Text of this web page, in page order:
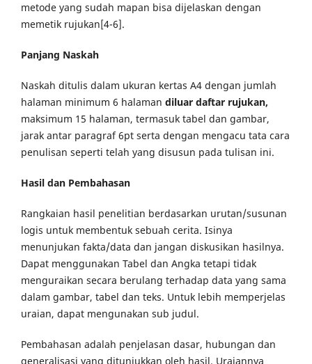
metode yang sudah mapan bisa dijelaskan dengan
memetik rujukan[4-6].
Panjang Naskah
Naskah ditulis dalam ukuran kertas A4 dengan jumlah
halaman minimum 6 halaman diluar daftar rujukan,
maksimum 15 halaman, termasuk tabel dan gambar,
jarak antar paragraf 6pt serta dengan mengacu tata cara
penulisan seperti telah yang disusun pada tulisan ini.
Hasil dan Pembahasan
Rangkaian hasil penelitian berdasarkan urutan/susunan
logis untuk membentuk sebuah cerita. Isinya
menunjukan fakta/data dan jangan diskusikan hasilnya.
Dapat menggunakan Tabel dan Angka tetapi tidak
menguraikan secara berulang terhadap data yang sama
dalam gambar, tabel dan teks. Untuk lebih memperjelas
uraian, dapat mengunakan sub judul.
Pembahasan adalah penjelasan dasar, hubungan dan
generalisasi yang ditunjukkan oleh hasil. Uraiannya